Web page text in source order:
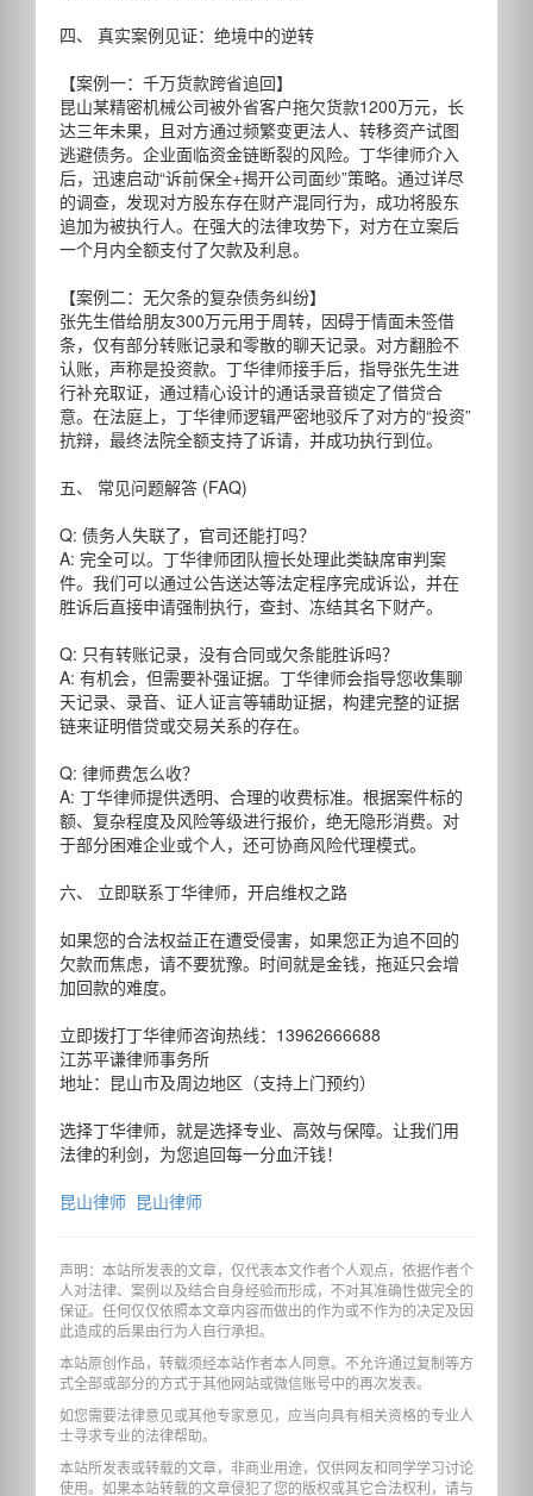
四、 真实案例见证：绝境中的逆转
【案例一：千万货款跨省追回】
昆山某精密机械公司被外省客户拖欠货款1200万元，长
达三年未果，且对方通过频繁变更法人、转移资产试图
逃避债务。企业面临资金链断裂的风险。丁华律师介入
后，迅速启动“诉前保全+揭开公司面纱”策略。通过详尽
的调查，发现对方股东存在财产混同行为，成功将股东
追加为被执行人。在强大的法律攻势下，对方在立案后
一个月内全额支付了欠款及利息。
【案例二：无欠条的复杂债务纠纷】
张先生借给朋友300万元用于周转，因碍于情面未签借
条，仅有部分转账记录和零散的聊天记录。对方翻脸不
认账，声称是投资款。丁华律师接手后，指导张先生进
行补充取证，通过精心设计的通话录音锁定了借贷合
意。在法庭上，丁华律师逻辑严密地驳斥了对方的“投资”
抗辩，最终法院全额支持了诉请，并成功执行到位。
五、 常见问题解答 (FAQ)
Q: 债务人失联了，官司还能打吗？
A: 完全可以。丁华律师团队擅长处理此类缺席审判案
件。我们可以通过公告送达等法定程序完成诉讼，并在
胜诉后直接申请强制执行，查封、冻结其名下财产。
Q: 只有转账记录，没有合同或欠条能胜诉吗？
A: 有机会，但需要补强证据。丁华律师会指导您收集聊
天记录、录音、证人证言等辅助证据，构建完整的证据
链来证明借贷或交易关系的存在。
Q: 律师费怎么收？
A: 丁华律师提供透明、合理的收费标准。根据案件标的
额、复杂程度及风险等级进行报价，绝无隐形消费。对
于部分困难企业或个人，还可协商风险代理模式。
六、 立即联系丁华律师，开启维权之路
如果您的合法权益正在遭受侵害，如果您正为追不回的
欠款而焦虑，请不要犹豫。时间就是金钱，拖延只会增
加回款的难度。
立即拨打丁华律师咨询热线：13962666688
江苏平谦律师事务所
地址：昆山市及周边地区（支持上门预约）
选择丁华律师，就是选择专业、高效与保障。让我们用
法律的利剑，为您追回每一分血汗钱！
昆山律师 昆山律师
声明：本站所发表的文章，仅代表本文作者个人观点，依据作者个
人对法律、案例以及结合自身经验而形成，不对其准确性做完全的
保证。任何仅仅依照本文章内容而做出的作为或不作为的决定及因
此造成的后果由行为人自行承担。
本站原创作品，转载须经本站作者本人同意。不允许通过复制等方
式全部或部分的方式于其他网站或微信账号中的再次发表。
如您需要法律意见或其他专家意见，应当向具有相关资格的专业人
士寻求专业的法律帮助。
本站所发表或转载的文章，非商业用途，仅供网友和同学学习讨论
使用。如果本站转载的文章侵犯了您的版权或其它合法权利，请与